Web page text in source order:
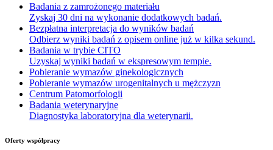
Badania z zamrożonego materiału
Zyskaj 30 dni na wykonanie dodatkowych badań.
Bezpłatna interpretacja do wyników badań
Odbierz wyniki badań z opisem online już w kilka sekund.
Badania w trybie CITO
Uzyskaj wyniki badań w ekspresowym tempie.
Pobieranie wymazów ginekologicznych
Pobieranie wymazów urogenitalnych u mężczyzn
Centrum Patomorfologii
Badania weterynaryjne
Diagnostyka laboratoryjna dla weterynarii.
Oferty współpracy